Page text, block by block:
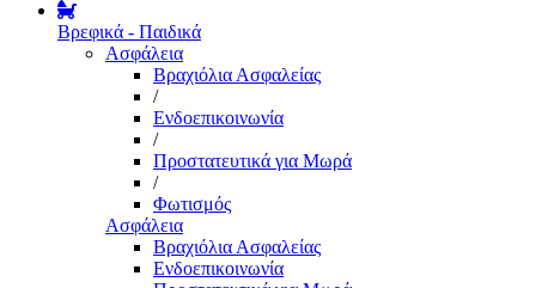
Βρεφικά - Παιδικά
Ασφάλεια
Βραχιόλια Ασφαλείας
/
Ενδοεπικοινωνία
/
Προστατευτικά για Μωρά
/
Φωτισμός
Ασφάλεια
Βραχιόλια Ασφαλείας
Ενδοεπικοινωνία